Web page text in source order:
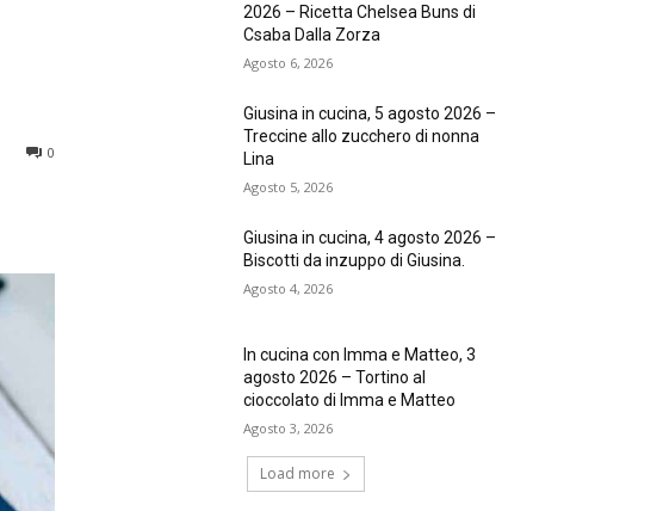
0
2026 – Ricetta Chelsea Buns di
Csaba Dalla Zorza
Agosto 6, 2026
Giusina in cucina, 5 agosto 2026 –
Treccine allo zucchero di nonna
Lina
Agosto 5, 2026
Giusina in cucina, 4 agosto 2026 –
Biscotti da inzuppo di Giusina.
Agosto 4, 2026
In cucina con Imma e Matteo, 3
agosto 2026 – Tortino al
cioccolato di Imma e Matteo
Agosto 3, 2026
Load more